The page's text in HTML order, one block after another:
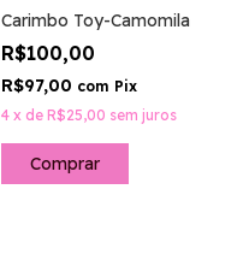
Carimbo Toy-Camomila
R$100,00
R$97,00 com Pix
4 x de R$25,00 sem juros
Comprar